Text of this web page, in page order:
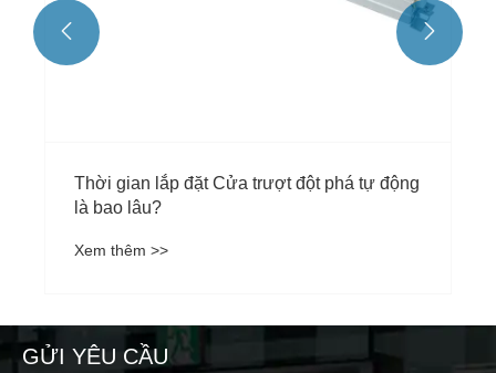
Thời gian lắp đặt Cửa trượt đột phá tự động
là bao lâu?
Xem thêm >>
 
GỬI YÊU CẦU